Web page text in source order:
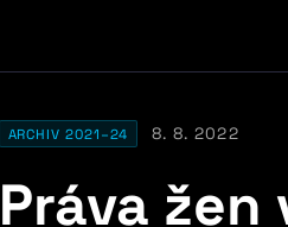
ARCHIV 2021–24 8. 8. 2022
Práva žen